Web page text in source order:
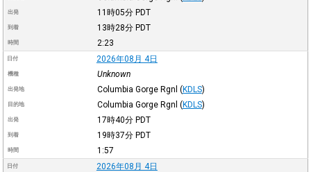
出発 11時05分 PDT
到着 13時28分 PDT
時間 2:23
日付 2026年08月 4日
機種 Unknown
出発地 Columbia Gorge Rgnl (KDLS)
目的地 Columbia Gorge Rgnl (KDLS)
出発 17時40分 PDT
到着 19時37分 PDT
時間 1:57
日付 2026年08月 4日